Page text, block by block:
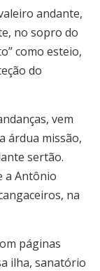
andante,
no sopro do
como esteio,
do
vem
árdua missão,
sertão.
a Antônio
na
páginas
ilha, sanatório